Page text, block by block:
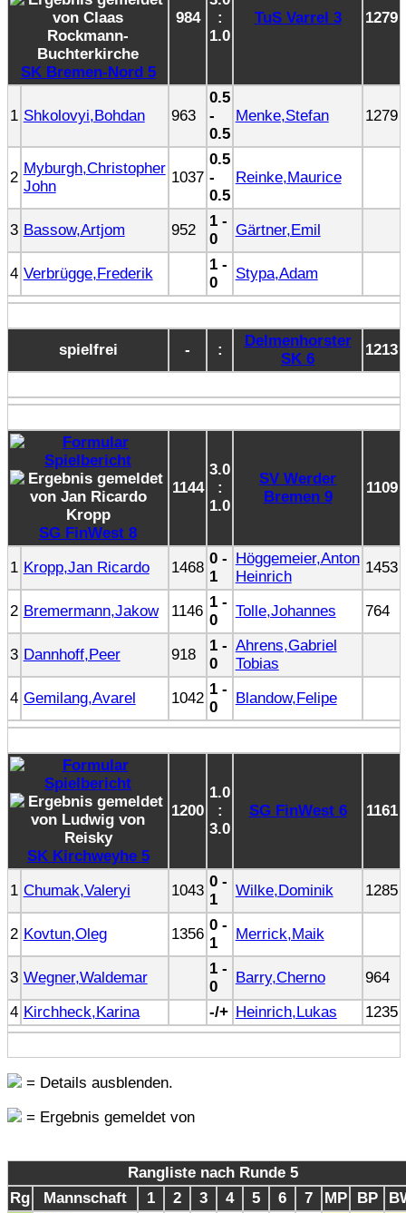
SK Bremen-Nord 5
984
:
1.0
TuS Varrel 3 1279
1 Shkolovyi,Bohdan 963
0.5
-
0.5
Menke,Stefan 1279
2
Myburgh,Christopher
John
1037
0.5
-
0.5
Reinke,Maurice
3 Bassow,Artjom 952
1 -
0
Gärtner,Emil
4 Verbrügge,Frederik
1 -
0
Stypa,Adam
spielfrei - :
Delmenhorster
SK 6
1213
SG FinWest 8
1144
3.0
:
1.0
SV Werder
Bremen 9
1109
1 Kropp,Jan Ricardo 1468
0 -
1
Höggemeier,Anton
Heinrich
1453
2 Bremermann,Jakow 1146
1 -
0
Tolle,Johannes 764
3 Dannhoff,Peer 918
1 -
0
Ahrens,Gabriel
Tobias
4 Gemilang,Avarel 1042
1 -
0
Blandow,Felipe
SK Kirchweyhe 5
1200
1.0
:
3.0
SG FinWest 6 1161
1 Chumak,Valeryi 1043
0 -
1
Wilke,Dominik 1285
2 Kovtun,Oleg 1356
0 -
1
Merrick,Maik
3 Wegner,Waldemar
1 -
0
Barry,Cherno
964
4 Kirchheck,Karina -/+ Heinrich,Lukas 1235
= Details ausblenden.
= Ergebnis gemeldet von
Rangliste nach Runde 5
Rg
Mannschaft 1 2 3 4 5 6 7 MP BP